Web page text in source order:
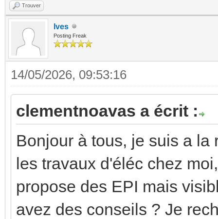
Trouver
Ives
Posting Freak
14/05/2026, 09:53:16
clementnoavas a écrit :
Bonjour à tous, je suis a
les travaux d'éléc chez
propose des EPI mais
avez des conseils ? Je